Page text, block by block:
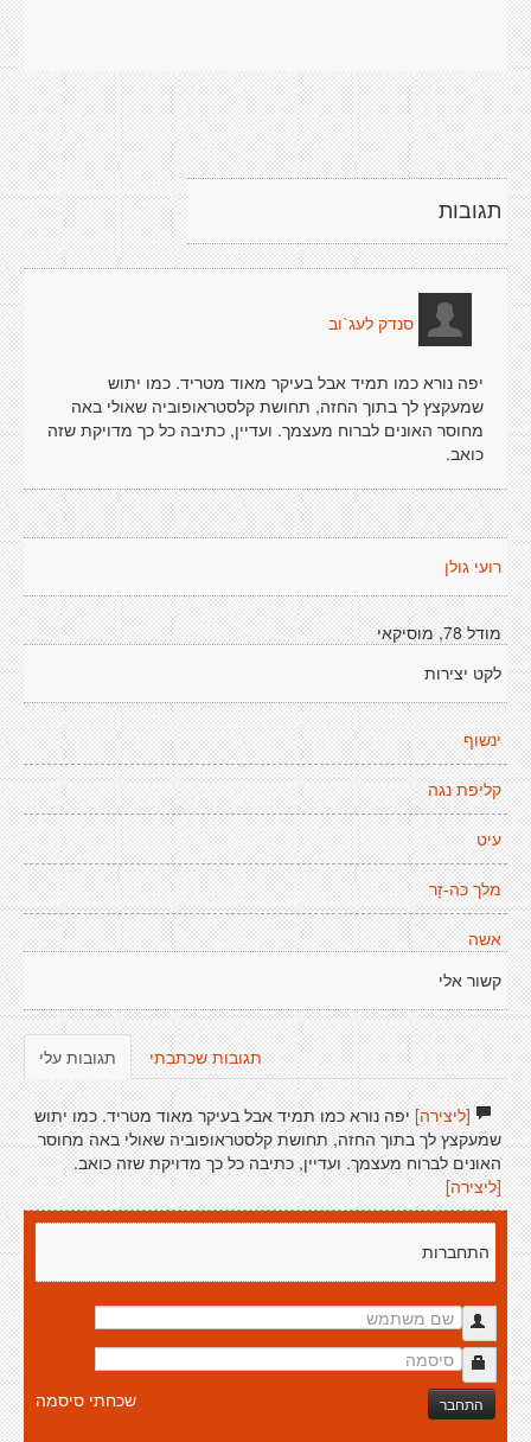
תגובות
סנדק לעג`וב
יפה נורא כמו תמיד אבל בעיקר מאוד מטריד. כמו יתוש
שמעקצץ לך בתוך החזה, תחושת קלסטראופוביה שאולי באה
מחוסר האונים לברוח מעצמך. ועדיין, כתיבה כל כך מדויקת שזה
כואב.
רועי גולן
מודל 78, מוסיקאי
לקט יצירות
ינשוף
קליפת נגה
עיט
מלך כֹּה-זָר
אשה
קשור אלי
תגובות עלי תגובות שכתבתי
[ליצירה]יפה נורא כמו תמיד אבל בעיקר מאוד מטריד. כמו יתוש
שמעקצץ לך בתוך החזה, תחושת קלסטראופוביה שאולי באה מחוסר
האונים לברוח מעצמך. ועדיין, כתיבה כל כך מדויקת שזה כואב.
[ליצירה]
התחברות
התחבר שכחתי סיסמה